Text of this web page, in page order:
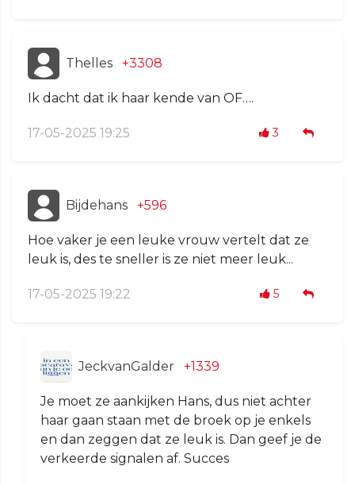
Thelles +3308
Ik dacht dat ik haar kende van OF….
17-05-2025 19:25 3
Bijdehans +596
Hoe vaker je een leuke vrouw vertelt dat ze
leuk is, des te sneller is ze niet meer leuk...
17-05-2025 19:22 5
JeckvanGalder +1339
Je moet ze aankijken Hans, dus niet achter
haar gaan staan met de broek op je enkels
en dan zeggen dat ze leuk is. Dan geef je de
verkeerde signalen af. Succes